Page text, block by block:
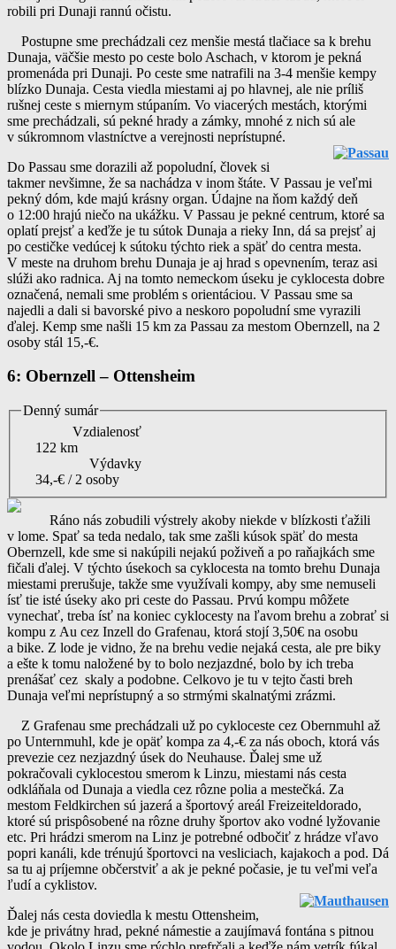
robili pri Dunaji rannú očistu.
Postupne sme prechádzali cez menšie mestá tlačiace sa k brehu
Dunaja, väčšie mesto po ceste bolo Aschach, v ktorom je pekná
promenáda pri Dunaji. Po ceste sme natrafili na 3-4 menšie kempy
blízko Dunaja. Cesta viedla miestami aj po hlavnej, ale nie príliš
rušnej ceste s miernym stúpaním. Vo viacerých mestách, ktorými
sme prechádzali, sú pekné hrady a zámky, mnohé z nich sú ale
v súkromnom vlastníctve a verejnosti neprístupné.
Do Passau sme dorazili až popoludní, človek si
takmer nevšimne, že sa nachádza v inom štáte. V Passau je veľmi
pekný dóm, kde majú krásny organ. Údajne na ňom každý deň
o 12:00 hrajú niečo na ukážku. V Passau je pekné centrum, ktoré sa
oplatí prejsť a keďže je tu sútok Dunaja a rieky Inn, dá sa prejsť aj
po cestičke vedúcej k sútoku týchto riek a späť do centra mesta.
V meste na druhom brehu Dunaja je aj hrad s opevnením, teraz asi
slúži ako radnica. Aj na tomto nemeckom úseku je cyklocesta dobre
označená, nemali sme problém s orientáciou. V Passau sme sa
najedli a dali si bavorské pivo a neskoro popoludní sme vyrazili
ďalej. Kemp sme našli 15 km za Passau za mestom Obernzell, na 2
osoby stál 15,-€.
6: Obernzell – Ottensheim
Denný sumár
Vzdialenosť
122 km
Výdavky
34,-€ / 2 osoby
Ráno nás zobudili výstrely akoby niekde v blízkosti ťažili
v lome. Spať sa teda nedalo, tak sme zašli kúsok späť do mesta
Obernzell, kde sme si nakúpili nejakú poživeň a po raňajkách sme
fičali ďalej. V týchto úsekoch sa cyklocesta na tomto brehu Dunaja
miestami prerušuje, takže sme využívali kompy, aby sme nemuseli
ísť tie isté úseky ako pri ceste do Passau. Prvú kompu môžete
vynechať, treba ísť na koniec cyklocesty na ľavom brehu a zobrať si
kompu z Au cez Inzell do Grafenau, ktorá stojí 3,50€ na osobu
a bike. Z lode je vidno, že na brehu vedie nejaká cesta, ale pre biky
a ešte k tomu naložené by to bolo nezjazdné, bolo by ich treba
prenášať cez skaly a podobne. Celkovo je tu v tejto časti breh
Dunaja veľmi neprístupný a so strmými skalnatými zrázmi.
Z Grafenau sme prechádzali už po cykloceste cez Obernmuhl až
po Unternmuhl, kde je opäť kompa za 4,-€ za nás oboch, ktorá vás
prevezie cez nezjazdný úsek do Neuhause. Ďalej sme už
pokračovali cyklocestou smerom k Linzu, miestami nás cesta
odkláňala od Dunaja a viedla cez rôzne polia a mestečká. Za
mestom Feldkirchen sú jazerá a športový areál Freizeiteldorado,
ktoré sú prispôsobené na rôzne druhy športov ako vodné lyžovanie
etc. Pri hrádzi smerom na Linz je potrebné odbočiť z hrádze vľavo
popri kanáli, kde trénujú športovci na vesliciach, kajakoch a pod. Dá
sa tu aj príjemne občerstviť a ak je pekné počasie, je tu veľmi veľa
ľudí a cyklistov.
Ďalej nás cesta doviedla k mestu Ottensheim,
kde je privátny hrad, pekné námestie a zaujímavá fontána s pitnou